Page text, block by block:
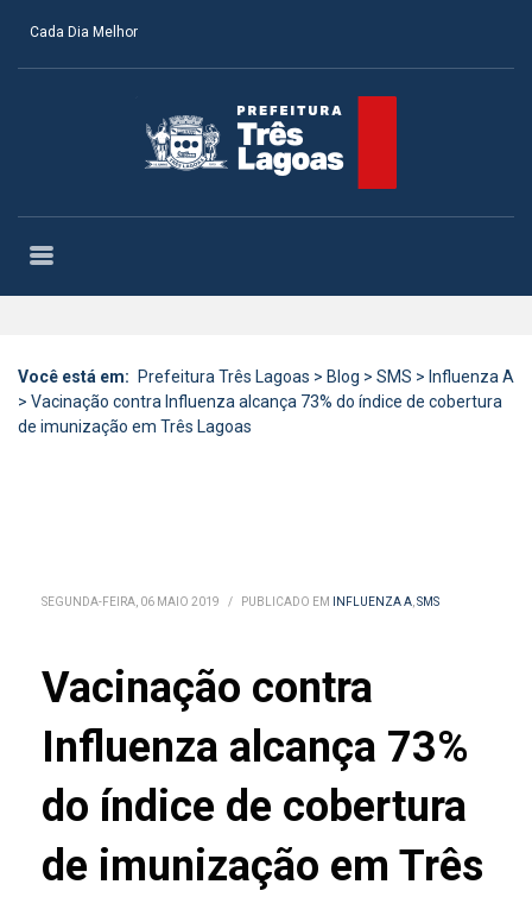
Cada Dia Melhor
Você está em: Prefeitura Três Lagoas > Blog > SMS > Influenza A
> Vacinação contra Influenza alcança 73% do índice de cobertura
de imunização em Três Lagoas
SEGUNDA-FEIRA, 06 MAIO 2019 / PUBLICADO EM INFLUENZA A,SMS
Vacinação contra
Influenza alcança 73%
do índice de cobertura
de imunização em Três